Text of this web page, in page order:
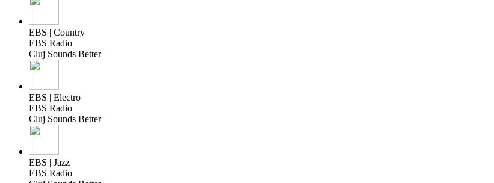
EBS | Country
EBS Radio
Cluj Sounds Better
EBS | Electro
EBS Radio
Cluj Sounds Better
EBS | Jazz
EBS Radio